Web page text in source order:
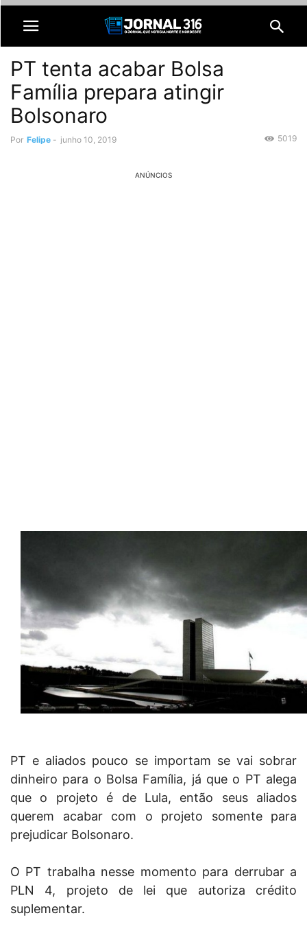
PT tenta acabar Bolsa
Família prepara atingir
Bolsonaro
Por Felipe - junho 10, 2019 5019
ANÚNCIOS
PT e aliados pouco se importam se vai sobrar
dinheiro para o Bolsa Família, já que o PT alega
que o projeto é de Lula, então seus aliados
querem acabar com o projeto somente para
prejudicar Bolsonaro.
O PT trabalha nesse momento para derrubar a
PLN 4, projeto de lei que autoriza crédito
suplementar.